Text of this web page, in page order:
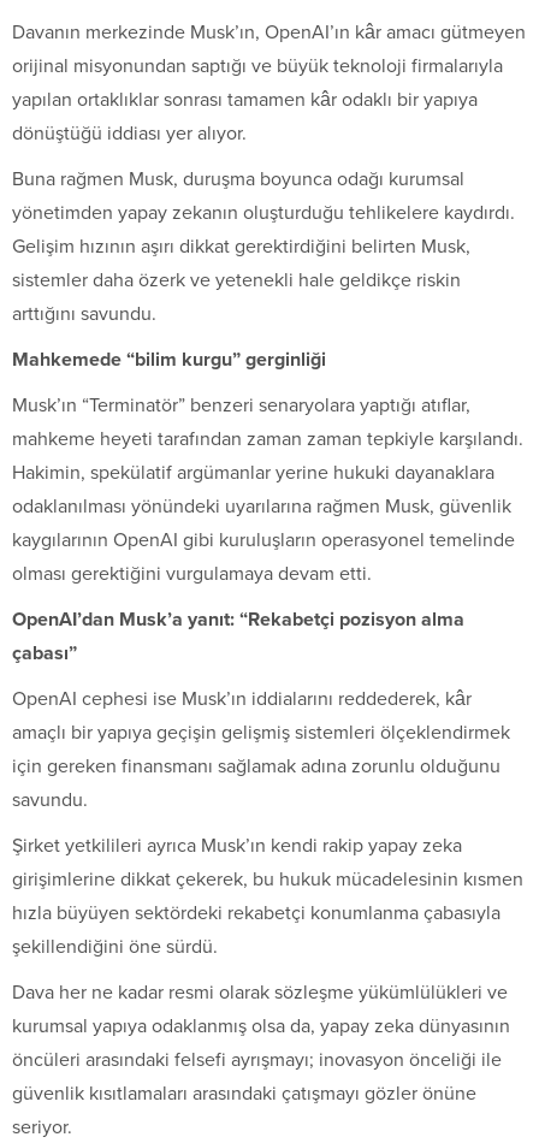
Davanın merkezinde Musk’ın, OpenAI’ın kâr amacı gütmeyen
orijinal misyonundan saptığı ve büyük teknoloji firmalarıyla
yapılan ortaklıklar sonrası tamamen kâr odaklı bir yapıya
dönüştüğü iddiası yer alıyor.
Buna rağmen Musk, duruşma boyunca odağı kurumsal
yönetimden yapay zekanın oluşturduğu tehlikelere kaydırdı.
Gelişim hızının aşırı dikkat gerektirdiğini belirten Musk,
sistemler daha özerk ve yetenekli hale geldikçe riskin
arttığını savundu.
Mahkemede “bilim kurgu” gerginliği
Musk’ın “Terminatör” benzeri senaryolara yaptığı atıflar,
mahkeme heyeti tarafından zaman zaman tepkiyle karşılandı.
Hakimin, spekülatif argümanlar yerine hukuki dayanaklara
odaklanılması yönündeki uyarılarına rağmen Musk, güvenlik
kaygılarının OpenAI gibi kuruluşların operasyonel temelinde
olması gerektiğini vurgulamaya devam etti.
OpenAI’dan Musk’a yanıt: “Rekabetçi pozisyon alma
çabası”
OpenAI cephesi ise Musk’ın iddialarını reddederek, kâr
amaçlı bir yapıya geçişin gelişmiş sistemleri ölçeklendirmek
için gereken finansmanı sağlamak adına zorunlu olduğunu
savundu.
Şirket yetkilileri ayrıca Musk’ın kendi rakip yapay zeka
girişimlerine dikkat çekerek, bu hukuk mücadelesinin kısmen
hızla büyüyen sektördeki rekabetçi konumlanma çabasıyla
şekillendiğini öne sürdü.
Dava her ne kadar resmi olarak sözleşme yükümlülükleri ve
kurumsal yapıya odaklanmış olsa da, yapay zeka dünyasının
öncüleri arasındaki felsefi ayrışmayı; inovasyon önceliği ile
güvenlik kısıtlamaları arasındaki çatışmayı gözler önüne
seriyor.